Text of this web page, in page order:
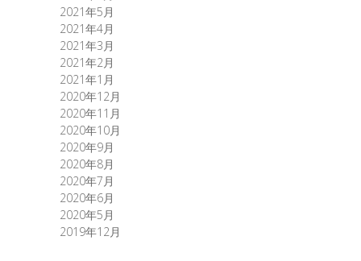
2021年5月
2021年4月
2021年3月
2021年2月
2021年1月
2020年12月
2020年11月
2020年10月
2020年9月
2020年8月
2020年7月
2020年6月
2020年5月
2019年12月